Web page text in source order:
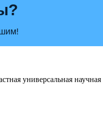
универсальная научная